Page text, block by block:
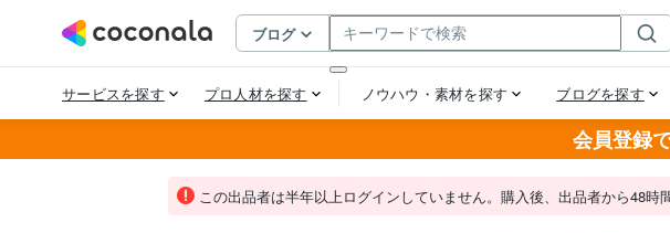
会員登録
この出品者は半年以上ログインしていません。購入後、出品者から48時